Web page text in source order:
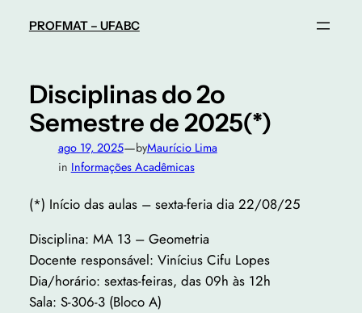
PROFMAT – UFABC
Disciplinas do 2o
Semestre de 2025(*)
ago 19, 2025—byMaurício Lima
in Informações Acadêmicas
(*) Início das aulas – sexta-feria dia 22/08/25
Disciplina: MA 13 – Geometria
Docente responsável: Vinícius Cifu Lopes
Dia/horário: sextas-feiras, das 09h às 12h
Sala: S-306-3 (Bloco A)